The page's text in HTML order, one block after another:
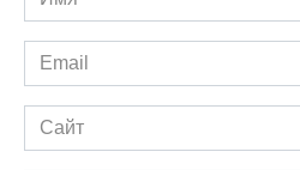
*
Email
*
Сайт